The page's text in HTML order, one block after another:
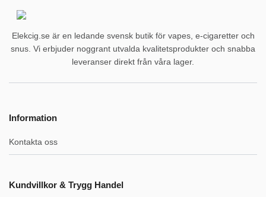
Elekcig.se är en ledande svensk butik för vapes, e-cigaretter och
snus. Vi erbjuder noggrant utvalda kvalitetsprodukter och snabba
leveranser direkt från våra lager.
Information
Kontakta oss
Kundvillkor & Trygg Handel